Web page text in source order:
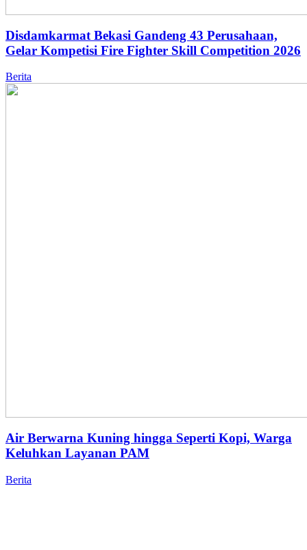
Disdamkarmat Bekasi Gandeng 43 Perusahaan,
Gelar Kompetisi Fire Fighter Skill Competition 2026
Berita
Air Berwarna Kuning hingga Seperti Kopi, Warga
Keluhkan Layanan PAM
Berita